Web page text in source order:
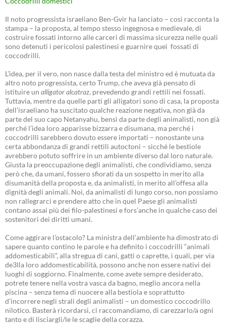
Il noto progressista israeliano Ben-Gvir ha lanciato – così racconta la
stampa – la proposta, al tempo stesso ingegnosa e medievale, di
costruire fossati intorno alle carceri di massima sicurezza nelle quali
sono detenuti i pericolosi palestinesi e guarnire quei fossati di
coccodrilli.
L’idea, per il vero, non nasce dalla testa del ministro ed è mutuata da
altro noto progressista, certo Trump, che aveva già pensato di
istituire un alligator alcatraz, prevedendo grandi rettili nei fossati.
Tuttavia, mentre da quelle parti gli alligatori sono di casa, la proposta
dell’israeliano ha suscitato qualche reazione negativa, non già da
parte del suo capo Netanyahu, bensì da parte degli animalisti, non già
perché l’idea loro apparisse bizzarra e disumana, ma perché i
coccodrilli sarebbero dovuto essere importati – nonostante una
certa abbondanza di grandi rettili autoctoni – sicché le bestiole
avrebbero potuto soffrire in un ambiente diverso dal loro naturale.
Giusta la preoccupazione degli animalisti, che condividiamo, senza
però che, da umani, fossero sfiorati da un sospetto in merito alla
disumanità della proposta e, da animalisti, in merito all’offesa alla
dignità degli animali. Noi, da animalisti di lungo corso, non possiamo
non rallegrarci e prendere atto che in quel Paese gli animalisti
contano assai più dei filo-palestinesi e fors’anche in qualche caso dei
sostenitori dei diritti umani.
Come aggirare l’ostacolo? La ministra dell’ambiente ha dimostrato di
sapere quanto contino le parole e ha definito i coccodrilli “animali
addomesticabili”, alla stregua di cani, gatti o caprette, i quali, per via
de3lla loro addomesticabilità, possono anche non essere nativi dei
luoghi di soggiorno. Finalmente, come avete sempre desiderato,
potrete tenere nella vostra vasca da bagno, meglio ancora nella
piscina – senza tema di nuocere alla bestiola e soprattutto
d’incorrere negli strali degli animalisti – un domestico coccodrillo
nilotico. Basterà ricordarsi, ci raccomandiamo, di carezzarlo/a ogni
tanto e di lisciargli/le le scaglie della corazza.